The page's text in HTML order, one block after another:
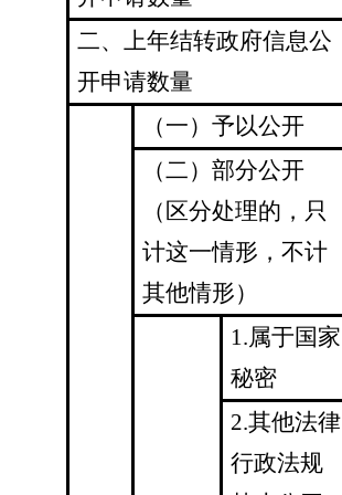
二、上年结转政府信息公
开申请数量
（一）予以公开
（二）部分公开
（区分处理的，只
计这一情形，不计
其他情形）
1.属于国家
秘密
2.其他法律
行政法规